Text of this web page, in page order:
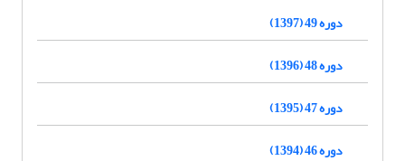
دوره 49 (1397)
دوره 48 (1396)
دوره 47 (1395)
دوره 46 (1394)